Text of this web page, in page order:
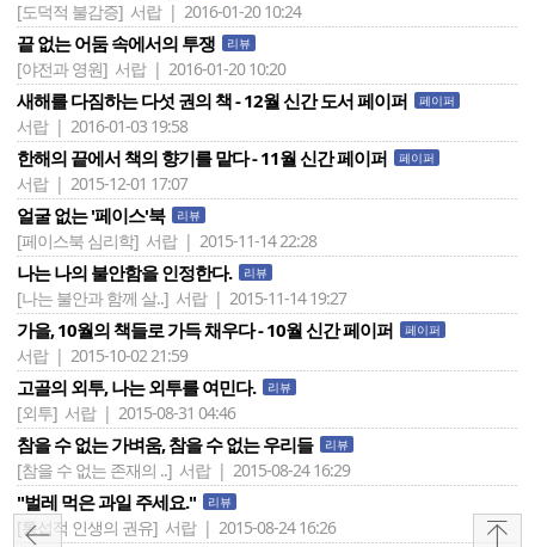
[도덕적 불감증] 서랍 | 2016-01-20 10:24
끝 없는 어둠 속에서의 투쟁 리뷰
[야전과 영원] 서랍 | 2016-01-20 10:20
새해를 다짐하는 다섯 권의 책 - 12월 신간 도서 페이퍼 페이퍼
서랍 | 2016-01-03 19:58
한해의 끝에서 책의 향기를 맡다 - 11월 신간 페이퍼 페이퍼
서랍 | 2015-12-01 17:07
얼굴 없는 '페이스'북 리뷰
[페이스북 심리학] 서랍 | 2015-11-14 22:28
나는 나의 불안함을 인정한다. 리뷰
[나는 불안과 함께 살..] 서랍 | 2015-11-14 19:27
가을, 10월의 책들로 가득 채우다 - 10월 신간 페이퍼 페이퍼
서랍 | 2015-10-02 21:59
고골의 외투, 나는 외투를 여민다. 리뷰
[외투] 서랍 | 2015-08-31 04:46
참을 수 없는 가벼움, 참을 수 없는 우리들 리뷰
[참을 수 없는 존재의 ..] 서랍 | 2015-08-24 16:29
"벌레 먹은 과일 주세요." 리뷰
[통섭적 인생의 권유] 서랍 | 2015-08-24 16:26